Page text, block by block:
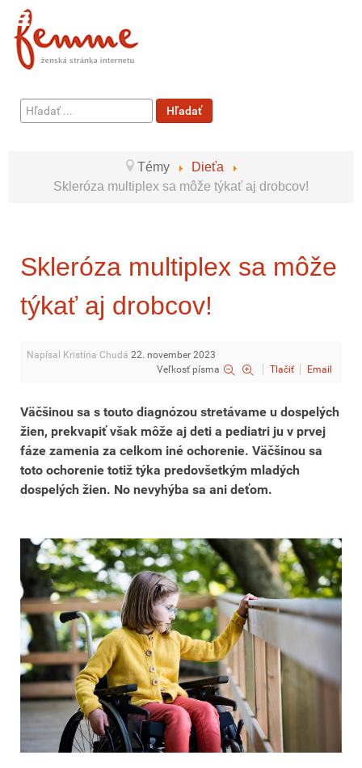
Hľadať
...
Hľadať
Témy
Dieťa
Skleróza multiplex sa môže týkať aj drobcov!
Skleróza multiplex sa môže
týkať aj drobcov!
Napísal Kristína Chudá 22. november 2023
Veľkosť písma
Tlačiť Email
Väčšinou sa s touto diagnózou stretávame u dospelých
žien, prekvapiť však môže aj deti a pediatri ju v prvej
fáze zamenia za celkom iné ochorenie. Väčšinou sa
toto ochorenie totiž týka predovšetkým mladých
dospelých žien. No nevyhýba sa ani deťom.